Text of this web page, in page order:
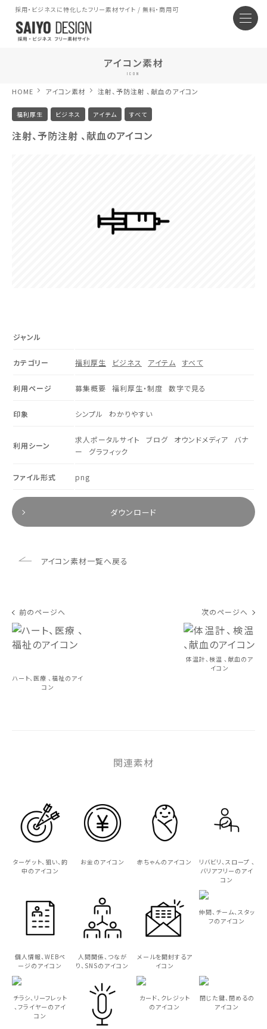
採用・ビジネスに特化したフリー素材サイト / 無料・商用可
アイコン素材
ICON
HOME アイコン素材 注射、予防注射 、献血のアイコン
福利厚生 ビジネス アイテム すべて
注射、予防注射 、献血のアイコン
ジャンル
カテゴリー 福利厚生 ビジネス アイテム すべて
利用ページ 募集概要 福利厚生・制度 数字で見る
印象 シンプル わかりやすい
利用シーン
求人ポータルサイト ブログ オウンドメディア
バナ
ー
グラフィック
ファイル形式 png
ダウンロード
アイコン素材一覧へ戻る
前のページへ
ハート、医療 、福祉のアイ
コン
次のページへ
体温計、検温 、献血のア
イコン
関連素材
ターゲット、狙い、的
中のアイコン
お金のアイコン 赤ちゃんのアイコン
リバビリ、スロープ 、
バリアフリーのアイ
コン
個人情報、WEBペ
ージのアイコン
人間関係、つなが
り、SNSのアイコン
メールを開封するア
イコン
仲間、チーム、スタッ
フのアイコン
チラシ、リーフレット
、フライヤーのアイ
コン
カード、クレジット
のアイコン
閉じた鍵、閉めるの
アイコン